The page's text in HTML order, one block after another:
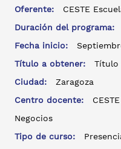
Oferente:
CESTE
Duración del programa:
Fecha inicio:
Título a obtener:
Título
Ciudad:
Zaragoza
Centro docente:
Negocios
Tipo de curso: